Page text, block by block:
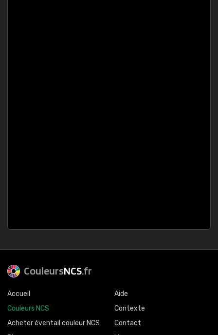
CouleursNCS.fr
Accueil
Couleurs NCS
Acheter éventail couleur NCS
Aide
Contexte
Contact